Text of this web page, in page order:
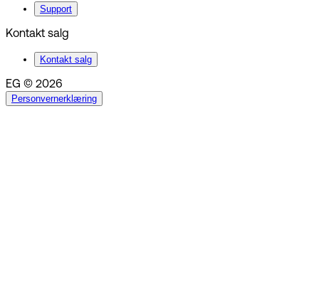
Support
Kontakt salg
Kontakt salg
EG © 2026
Personvernerklæring